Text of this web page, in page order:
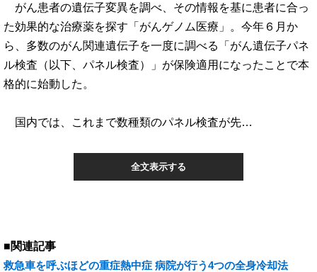
がん患者の遺伝子変異を調べ、その情報を基に患者に合っ
た効果的な治療薬を探す「がんゲノム医療」。今年６月か
ら、多数のがん関連遺伝子を一度に調べる「がん遺伝子パネ
ル検査（以下、パネル検査）」が保険適用になったことで本
格的に始動した。
国内では、これまで数種類のパネル検査が先…
全文表示する
■関連記事
救急車を呼ぶほどの重症熱中症 病院が行う4つの全身冷却法